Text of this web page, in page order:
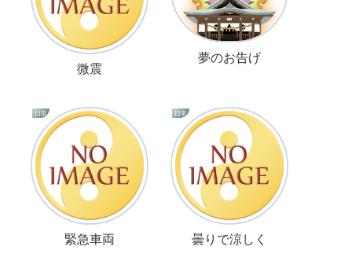
微震
夢のお告げ
日常
緊急車両
日常
曇りで涼しく